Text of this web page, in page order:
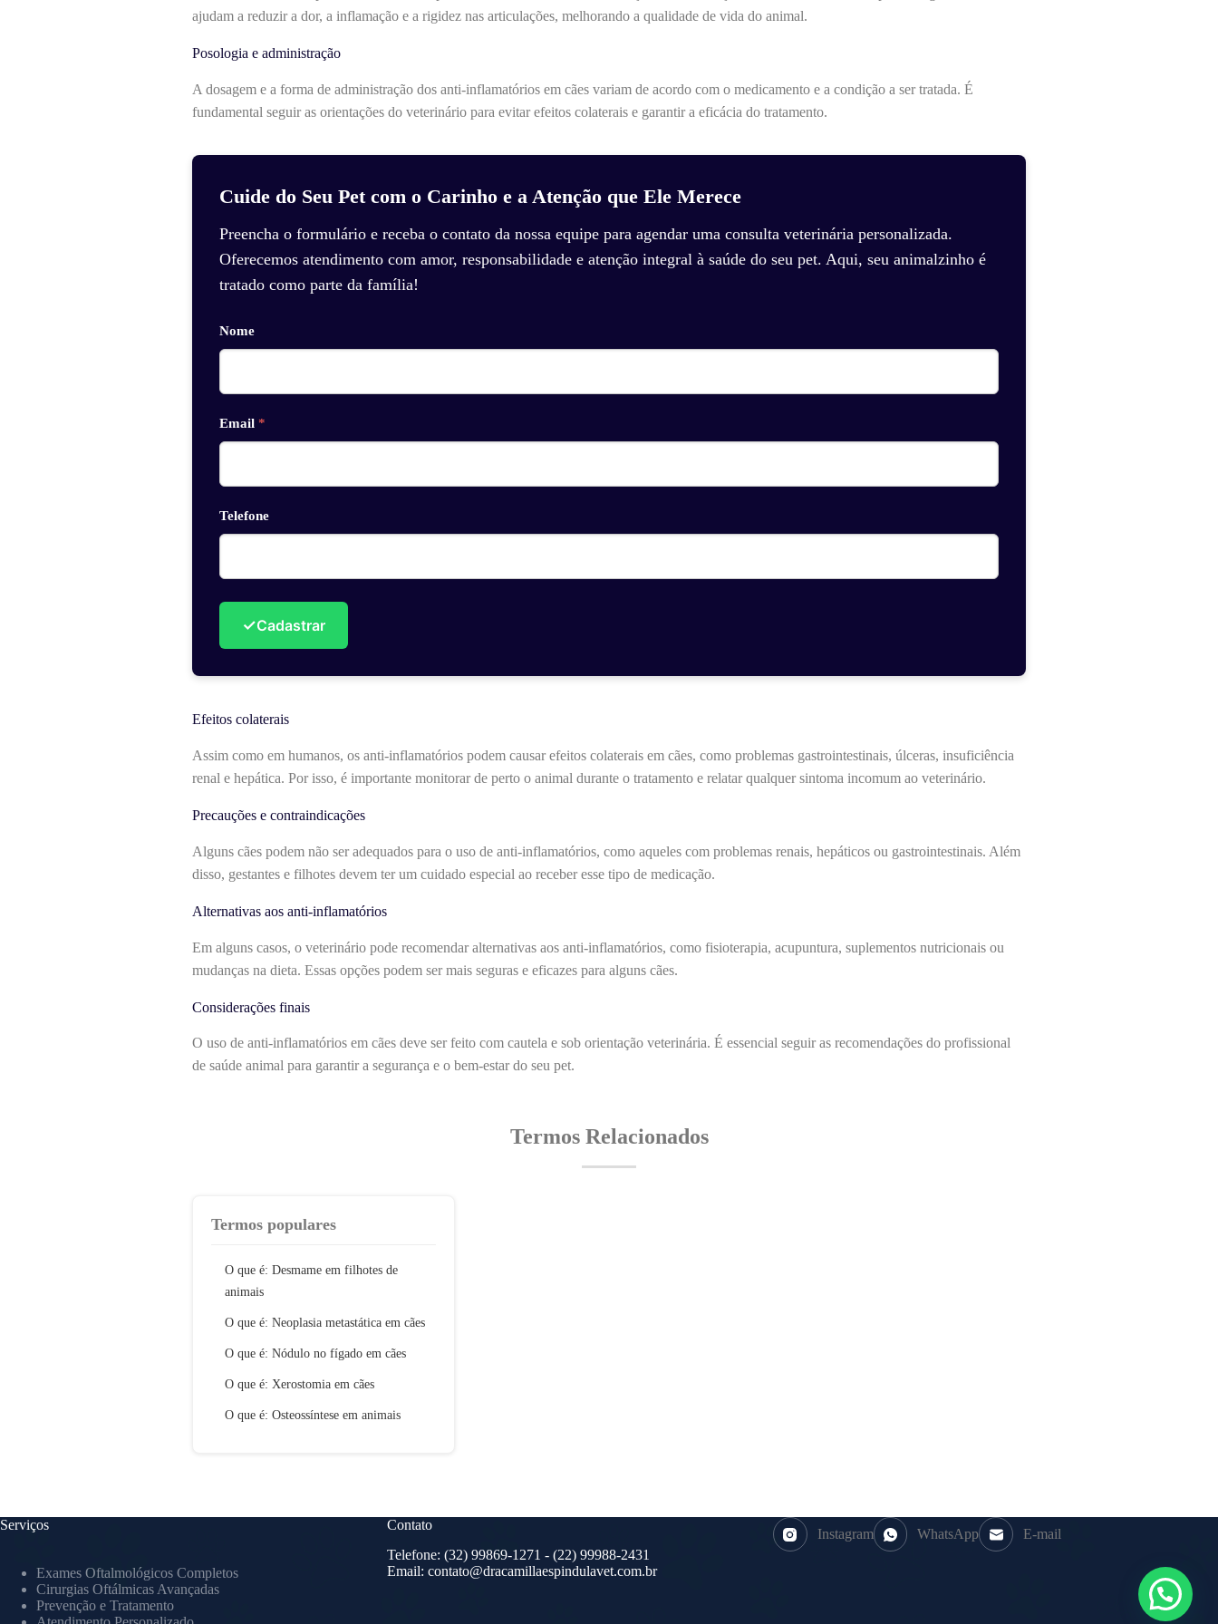
ajudam a reduzir a dor, a inflamação e a rigidez nas articulações, melhorando a qualidade de vida do animal.
Posologia e administração
A dosagem e a forma de administração dos anti-inflamatórios em cães variam de acordo com o medicamento e a condição a ser tratada. É
fundamental seguir as orientações do veterinário para evitar efeitos colaterais e garantir a eficácia do tratamento.
Cuide do Seu Pet com o Carinho e a Atenção que Ele Merece
Preencha o formulário e receba o contato da nossa equipe para agendar uma consulta veterinária personalizada.
Oferecemos atendimento com amor, responsabilidade e atenção integral à saúde do seu pet. Aqui, seu animalzinho é
tratado como parte da família!
Nome
Email *
Telefone
✓Cadastrar
Efeitos colaterais
Assim como em humanos, os anti-inflamatórios podem causar efeitos colaterais em cães, como problemas gastrointestinais, úlceras, insuficiência
renal e hepática. Por isso, é importante monitorar de perto o animal durante o tratamento e relatar qualquer sintoma incomum ao veterinário.
Precauções e contraindicações
Alguns cães podem não ser adequados para o uso de anti-inflamatórios, como aqueles com problemas renais, hepáticos ou gastrointestinais. Além
disso, gestantes e filhotes devem ter um cuidado especial ao receber esse tipo de medicação.
Alternativas aos anti-inflamatórios
Em alguns casos, o veterinário pode recomendar alternativas aos anti-inflamatórios, como fisioterapia, acupuntura, suplementos nutricionais ou
mudanças na dieta. Essas opções podem ser mais seguras e eficazes para alguns cães.
Considerações finais
O uso de anti-inflamatórios em cães deve ser feito com cautela e sob orientação veterinária. É essencial seguir as recomendações do profissional
de saúde animal para garantir a segurança e o bem-estar do seu pet.
Termos Relacionados
Termos populares
O que é: Desmame em filhotes de
animais
O que é: Neoplasia metastática em cães
O que é: Nódulo no fígado em cães
O que é: Xerostomia em cães
O que é: Osteossíntese em animais
Serviços
Exames Oftalmológicos Completos
Cirurgias Oftálmicas Avançadas
Prevenção e Tratamento
Contato
Telefone: (32) 99869-1271 - (22) 99988-2431
Email: contato@dracamillaespindulavet.com.br
Instagram WhatsApp E-mail